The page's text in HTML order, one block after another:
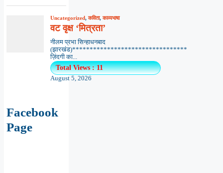
Uncategorized,कविता,काव्यभाषा
वट वृक्ष ‘मित्रता’
नीलम प्रभा सिन्हाधनबाद
(झारखंड)*********************************
ज़िंदगी का...
Total Views : 11
August 5, 2026
Facebook
Page